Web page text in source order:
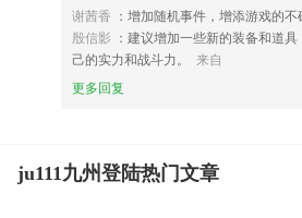
谢茜香 ：增加随机事件，增添游戏的不
殷信影 ：建议增加一些新的装备和道
己的实力和战斗力。
来自
更多回复
ju111九州登陆热门文章